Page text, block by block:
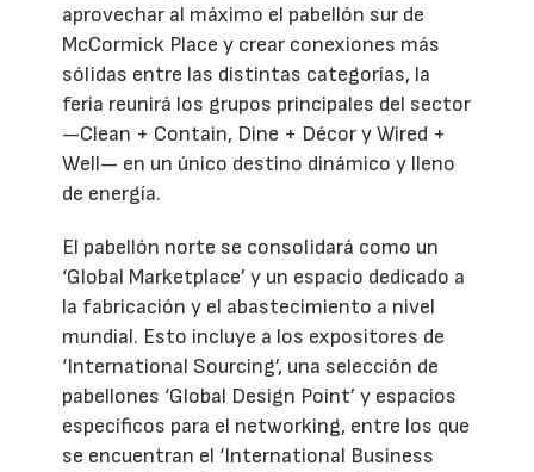
aprovechar al máximo el pabellón sur de
McCormick Place y crear conexiones más
sólidas entre las distintas categorías, la
feria reunirá los grupos principales del sector
—Clean + Contain, Dine + Décor y Wired +
Well— en un único destino dinámico y lleno
de energía.
El pabellón norte se consolidará como un
‘Global Marketplace’ y un espacio dedicado a
la fabricación y el abastecimiento a nivel
mundial. Esto incluye a los expositores de
‘International Sourcing’, una selección de
pabellones ‘Global Design Point’ y espacios
específicos para el networking, entre los que
se encuentran el ‘International Business